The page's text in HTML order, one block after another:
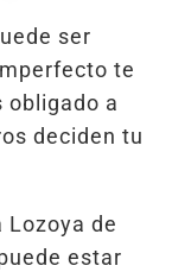
ser
te
obligado a
deciden tu
Lozoya de
estar